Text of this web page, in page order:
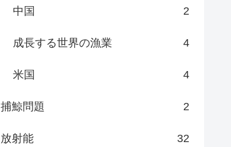
中国 2
成長する世界の漁業 4
米国 4
捕鯨問題 2
放射能 32